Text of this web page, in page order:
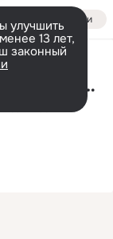
Войти
улучшить
13 лет,
законный
Inna - Sun Is Up (Artel Eretti New Remix 2011) - Inna - Sun Is Up (Artel Eretti New Remix 2011)